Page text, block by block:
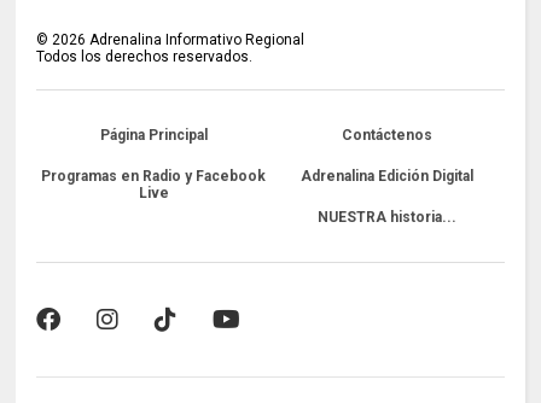
© 2026 Adrenalina Informativo Regional
Todos los derechos reservados.
Página Principal Contáctenos
Programas en Radio y Facebook
Live
Adrenalina Edición Digital
NUESTRA historia...